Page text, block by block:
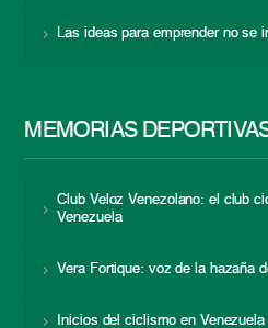
Las ideas para emprender no se
MEMORIAS
Club Veloz Venezolano: el club
Venezuela
Vera Fortique: voz de la hazaña
Inicios del ciclismo en Venezuela